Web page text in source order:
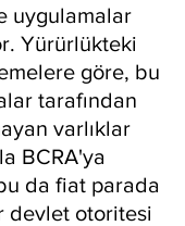
uygulamalar
Yürürlükteki
göre, bu
tarafından
varlıklar
BCRA'ya
da fiat parada
devlet otoritesi